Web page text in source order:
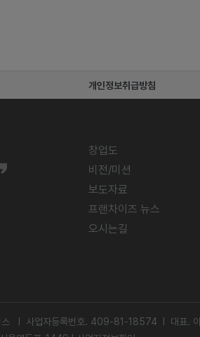
개인정보취급방침
창업도
비전/미션
보도자료
프랜차이즈 뉴스
오시는길
스 l 사업자등록번호. 409-81-18574 l 대표.